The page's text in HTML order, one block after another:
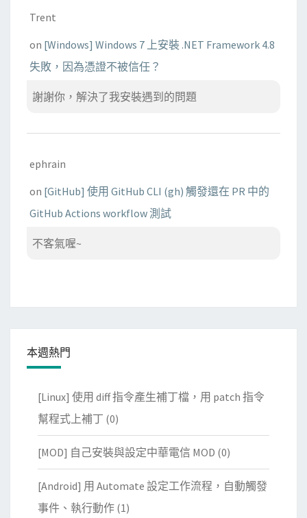
Trent
on [Windows] Windows 7 上安裝 .NET Framework 4.8
失敗，因為憑證不被信任？
謝謝你，解決了我安裝遇到的問題
ephrain
on [GitHub] 使用 GitHub CLI (gh) 觸發還在 PR 中的
GitHub Actions workflow 測試
不客氣喔~
本週熱門
[Linux] 使用 diff 指令產生補丁檔，用 patch 指令
幫程式上補丁 (0)
[MOD] 自己安裝與設定中華電信 MOD (0)
[Android] 用 Automate 設定工作流程，自動觸發
事件、執行動作 (1)